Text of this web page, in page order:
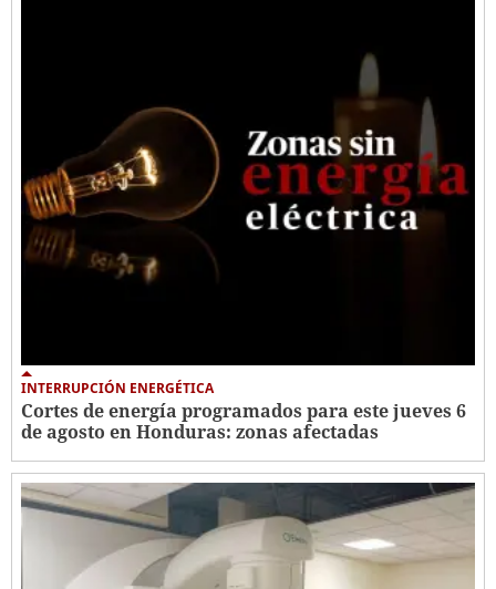
INTERRUPCIÓN ENERGÉTICA
Cortes de energía programados para este jueves 6
de agosto en Honduras: zonas afectadas